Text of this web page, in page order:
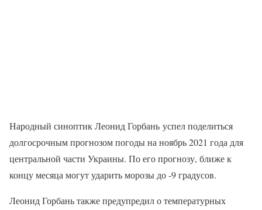
Народный синоптик Леонид Горбань успел поделиться
долгосрочным прогнозом погоды на ноябрь 2021 года для
центральной части Украины. По его прогнозу, ближе к
концу месяца могут ударить морозы до -9 градусов.
Леонид Горбань также предупредил о температурных